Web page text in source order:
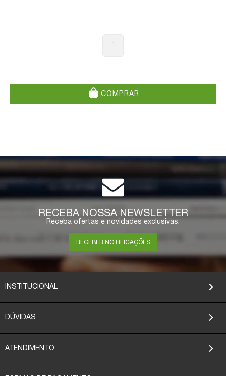
COMPRAR
RECEBA NOSSA NEWSLETTER
Receba ofertas e novidades exclusivas.
RECEBER NOTIFICAÇÕES
INSTITUCIONAL
DÚVIDAS
ATENDIMENTO